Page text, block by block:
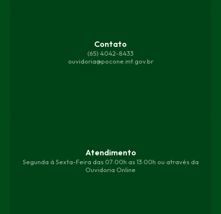
Contato
(65) 4042-8433
ouvidoria@pocone.mt.gov.br
Atendimento
Segunda à Sexta-Feira das 07:00h as 13:00h ou através da
Ouvidoria Online